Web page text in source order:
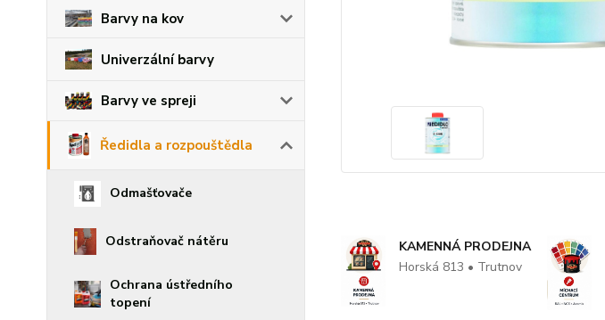
Barvy na kov
Univerzální barvy
Barvy ve spreji
Ředidla a rozpouštědla
Odmašťovače
Odstraňovač nátěru
Ochrana ústředního
topení
KAMENNÁ PRODEJNA
Horská 813 • Trutnov